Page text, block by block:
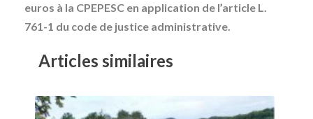
euros à la CPEPESC en application de l’article L.
761-1 du code de justice administrative.
Articles similaires